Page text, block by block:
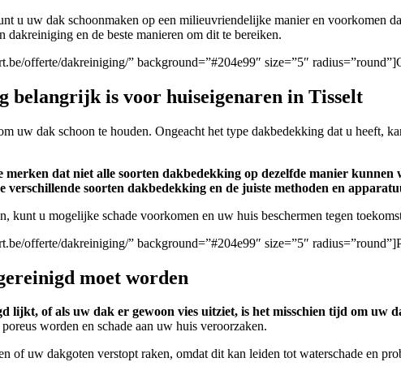
u uw dak schoonmaken op een milieuvriendelijke manier en voorkomen
dakreiniging en de beste manieren om dit te bereiken.
offerte/dakreiniging/” background=”#204e99″ size=”5″
belangrijk is voor huiseigenaren in Tisselt
uw dak schoon te houden. Ongeacht het type dakbedekking dat u
dat niet alle soorten dakbedekking op dezelfde manier
verschillende soorten dakbedekking en de juiste methoden en
kunt u mogelijke schade voorkomen en uw huis beschermen tegen
offerte/dakreiniging/” background=”#204e99″ size=”5″
moet worden
lijkt, of als uw dak er gewoon vies uitziet, is het misschien tijd om uw
worden en schade aan uw huis veroorzaken.
of uw dakgoten verstopt raken, omdat dit kan leiden tot waterschade en